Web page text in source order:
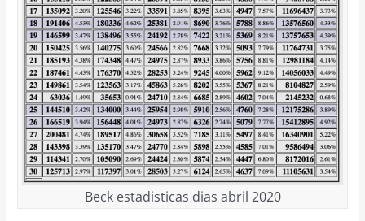
Beck estadisticas dias abril 2020